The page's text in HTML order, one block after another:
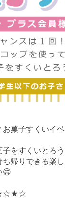
菓子すくいイ
をすくいとろう
帰りできる楽
😄